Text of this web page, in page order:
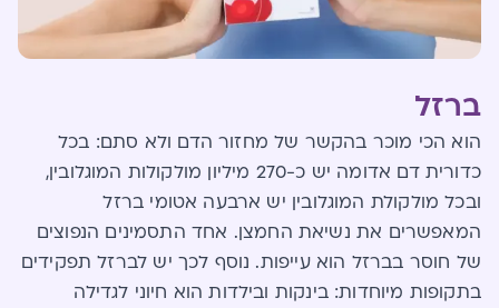
ברזל
הוא הכי מוכר בהקשר של מחזור הדם ולא סתם: בכל
כדורית דם אדומה יש כ-270 מיליון מולקולות המוגלובין,
ובכל מולקולת המוגלובין יש ארבעה אטומי ברזל
המאפשרים את נשיאת החמצן. אחד התסמינים הנפוצים
של חוסר בברזל הוא עייפות. נוסף לכך יש לברזל תפקידים
בתקופות מיוחדות: בינקות ובילדות הוא חיוני לגדילה